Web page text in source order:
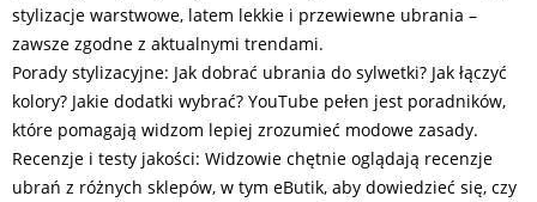
stylizacje warstwowe, latem lekkie i przewiewne ubrania –
zawsze zgodne z aktualnymi trendami.
Porady stylizacyjne: Jak dobrać ubrania do sylwetki? Jak łączyć
kolory? Jakie dodatki wybrać? YouTube pełen jest poradników,
które pomagają widzom lepiej zrozumieć modowe zasady.
Recenzje i testy jakości: Widzowie chętnie oglądają recenzje
ubrań z różnych sklepów, w tym eButik, aby dowiedzieć się, czy